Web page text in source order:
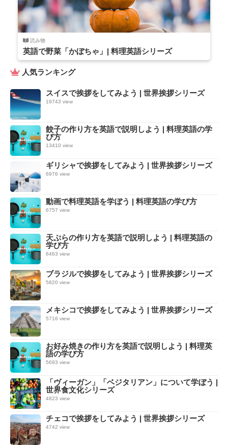
読み物
英語で野菜「かぼちゃ」| 料理英語シリーズ
人気ランキング
スイスで挨拶をしてみよう | 世界挨拶シリーズ
19743 view
餃子の作り方を英語で説明しよう | 料理英語の学
び方
13410 view
ギリシャで挨拶をしてみよう | 世界挨拶シリーズ
6976 view
動画で料理英語を学ぼう | 料理英語の学び方
6757 view
天ぷらの作り方を英語で説明しよう | 料理英語の
学び方
6463 view
ブラジルで挨拶をしてみよう | 世界挨拶シリーズ
5820 view
メキシコで挨拶をしてみよう | 世界挨拶シリーズ
5716 view
お好み焼きの作り方を英語で説明しよう | 料理英
語の学び方
5693 view
「ヴィーガン」「ベジタリアン」について学ぼう |
世界食文化シリーズ
4823 view
チェコで挨拶をしてみよう | 世界挨拶シリーズ
4742 view